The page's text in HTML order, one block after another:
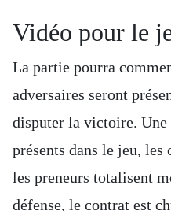
Vidéo pour le
La partie pourra
adversaires seront
disputer la victoire. Une
présents dans le jeu, les
les preneurs totalisent
défense, le contrat est